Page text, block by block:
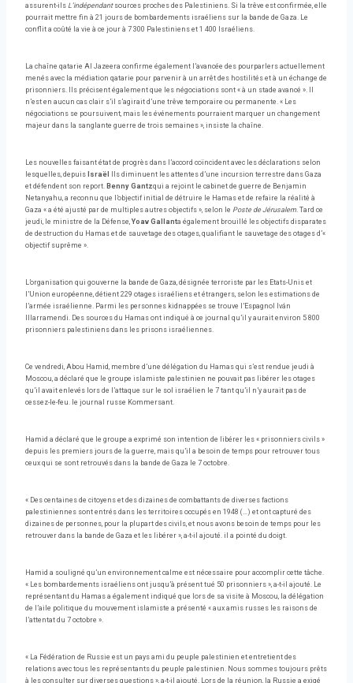
assurent-ils L’indépendantsources proches des Palestiniens. Si la trêve est confirmée, elle
pourrait mettre fin à 21 jours de bombardements israéliens sur la bande de Gaza. Le
conflit a coûté la vie à ce jour à 7 300 Palestiniens et 1 400 Israéliens.
La chaîne qatarie Al Jazeera confirme également l’avancée des pourparlers actuellement
menés avec la médiation qatarie pour parvenir à un arrêt des hostilités et à un échange de
prisonniers. Ils précisent également que les négociations sont « à un stade avancé ». Il
n’est en aucun cas clair s’il s’agirait d’une trêve temporaire ou permanente. « Les
négociations se poursuivent, mais les événements pourraient marquer un changement
majeur dans la sanglante guerre de trois semaines », insiste la chaîne.
Les nouvelles faisant état de progrès dans l’accord coïncident avec les déclarations selon
lesquelles, depuis Israël
Ils diminuent les attentes d’une incursion terrestre dans Gaza
et défendent son report. Benny Gantzqui a rejoint le cabinet de guerre de Benjamin
Netanyahu, a reconnu que l’objectif initial de détruire le Hamas et de refaire la réalité à
Gaza « a été ajusté par de multiples autres objectifs », selon le Poste de Jérusalem. Tard ce
jeudi, le ministre de la Défense, Yoav Gallanta également brouillé les objectifs disparates
de destruction du Hamas et de sauvetage des otages, qualifiant le sauvetage des otages d’«
objectif suprême ».
L’organisation qui gouverne la bande de Gaza, désignée terroriste par les Etats-Unis et
l’Union européenne, détient 229 otages israéliens et étrangers, selon les estimations de
l’armée israélienne. Parmi les personnes kidnappées se trouve l’Espagnol Iván
Illarramendi. Des sources du Hamas ont indiqué à ce journal qu’il y aurait environ 5 800
prisonniers palestiniens dans les prisons israéliennes.
Ce vendredi, Abou Hamid, membre d’une délégation du Hamas qui s’est rendue jeudi à
Moscou, a déclaré que le groupe islamiste palestinien ne pouvait pas libérer les otages
qu’il avait enlevés lors de l’attaque sur le sol israélien le 7 tant qu’il n’y aurait pas de
cessez-le-feu. le journal russe Kommersant.
Hamid a déclaré que le groupe a exprimé son intention de libérer les « prisonniers civils »
depuis les premiers jours de la guerre, mais qu’il a besoin de temps pour retrouver tous
ceux qui se sont retrouvés dans la bande de Gaza le 7 octobre.
« Des centaines de citoyens et des dizaines de combattants de diverses factions
palestiniennes sont entrés dans les territoires occupés en 1948 (…) et ont capturé des
dizaines de personnes, pour la plupart des civils, et nous avons besoin de temps pour les
retrouver dans la bande de Gaza et les libérer », a-t-il ajouté. il a pointé du doigt.
Hamid a souligné qu’un environnement calme est nécessaire pour accomplir cette tâche.
« Les bombardements israéliens ont jusqu’à présent tué 50 prisonniers », a-t-il ajouté. Le
représentant du Hamas a également indiqué que lors de sa visite à Moscou, la délégation
de l’aile politique du mouvement islamiste a présenté « aux amis russes les raisons de
l’attentat du 7 octobre ».
« La Fédération de Russie est un pays ami du peuple palestinien et entretient des
relations avec tous les représentants du peuple palestinien. Nous sommes toujours prêts
à les consulter sur diverses questions », a-t-il ajouté. Lors de la réunion, la Russie a exigé